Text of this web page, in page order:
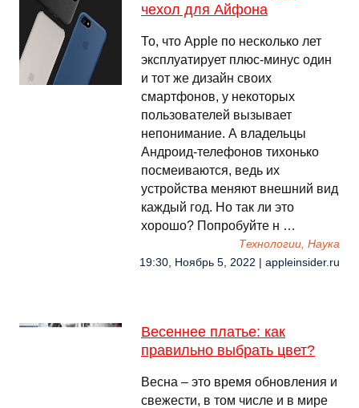
чехол для Айфона
То, что Apple по несколько лет
эксплуатирует плюс-минус один
и тот же дизайн своих
смартфонов, у некоторых
пользователей вызывает
непонимание. А владельцы
Андроид-телефонов тихонько
посмеиваются, ведь их
устройства меняют внешний вид
каждый год. Но так ли это
хорошо? Попробуйте н …
Технологии, Наука
19:30, Ноябрь 5, 2022 | appleinsider.ru
Весеннее платье: как
правильно выбрать цвет?
Весна – это время обновления и
свежести, в том числе и в мире